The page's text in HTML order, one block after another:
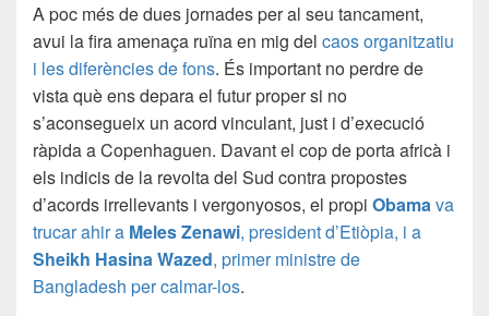
A poc més de dues jornades per al seu tancament,
avui la fira amenaça ruïna en mig del caos organitzatiu
i les diferències de fons. És important no perdre de
vista què ens depara el futur proper si no
s’aconsegueix un acord vinculant, just i d’execució
ràpida a Copenhaguen. Davant el cop de porta africà i
els indicis de la revolta del Sud contra propostes
d’acords irrellevants i vergonyosos, el propi Obamava
trucar ahir a Meles Zenawi, president d’Etiòpia, i a
Sheikh Hasina Wazed, primer ministre de
Bangladesh per calmar-los.